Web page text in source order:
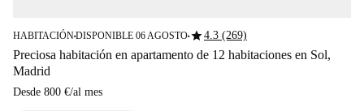
HABITACIÓN■DISPONIBLE 06 AGOSTO■star4.3 (269)
Preciosa habitación en apartamento de 12 habitaciones en Sol,
Madrid
Desde 800 €/al mes